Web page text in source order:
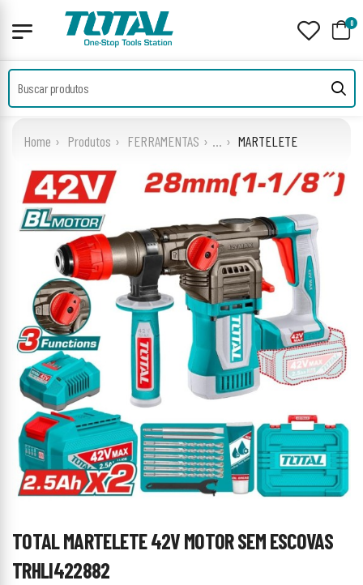
0
Home Produtos FERRAMENTAS ... MARTELETE
TOTAL MARTELETE 42V MOTOR SEM ESCOVAS
TRHLI422882